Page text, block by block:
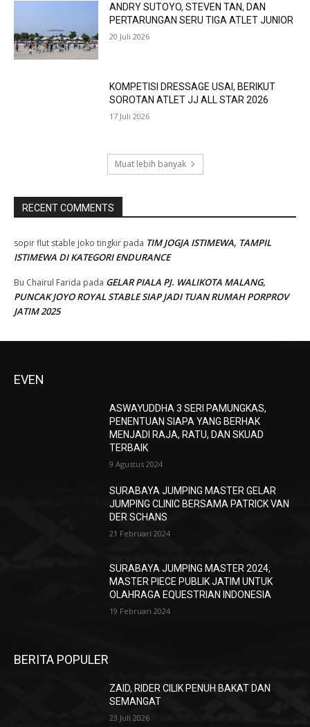
ANDRY SUTOYO, STEVEN TAN, DAN
PERTARUNGAN SERU TIGA ATLET JUNIOR
20 Juli 2026
KOMPETISI DRESSAGE USAI, BERIKUT
SOROTAN ATLET JJ ALL STAR 2026
17 Juli 2026
Muat lebih banyak
RECENT COMMENTS
sopir flut stable joko tingkir pada TIM JOGJA ISTIMEWA, TAMPIL
ISTIMEWA DI KATEGORI ENDURANCE
Bu Chairul Farida pada GELAR PIALA PJ. WALIKOTA MALANG,
PUNCAK JOYO ROYAL STABLE SIAP JADI TUAN RUMAH PORPROV
JATIM 2025
EVEN
ASWAYUDDHA 3 SERI PAMUNGKAS,
PENENTUAN SIAPA YANG BERHAK
MENJADI RAJA, RATU, DAN SKUAD
TERBAIK
9 Agustus 2024
SURABAYA JUMPING MASTER GELAR
JUMPING CLINIC BERSAMA PATRICK VAN
DER SCHANS
21 Februari 2024
SURABAYA JUMPING MASTER 2024,
MASTER PIECE PUBLIK JATIM UNTUK
OLAHRAGA EQUESTRIAN INDONESIA
19 Februari 2024
BERITA POPULER
ZAID, RIDER CILIK PENUH BAKAT DAN
SEMANGAT
23 Juli 2026